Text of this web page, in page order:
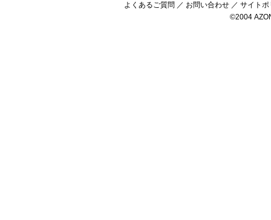
よくあるご質問 ／ お問い合わせ ／ サイトポ
©2004